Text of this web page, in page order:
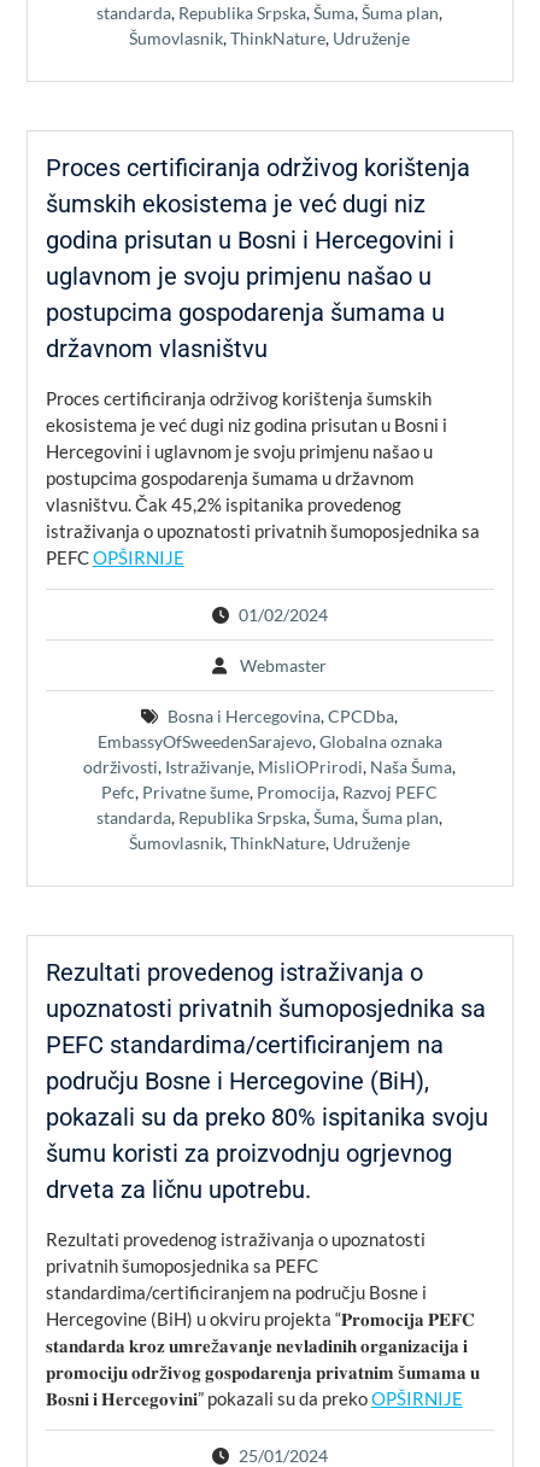
standarda, Republika Srpska,Šuma,Šuma plan,
Šumovlasnik,ThinkNature, Udruženje
Proces certificiranja održivog korištenja
šumskih ekosistema je već dugi niz
godina prisutan u Bosni i Hercegovini i
uglavnom je svoju primjenu našao u
postupcima gospodarenja šumama u
državnom vlasništvu
Proces certificiranja održivog korištenja šumskih
ekosistema je već dugi niz godina prisutan u Bosni i
Hercegovini i uglavnom je svoju primjenu našao u
postupcima gospodarenja šumama u državnom
vlasništvu. Čak 45,2% ispitanika provedenog
istraživanja o upoznatosti privatnih šumoposjednika sa
PEFCOPŠIRNIJE
01/02/2024
Webmaster
Bosna i Hercegovina,CPCDba,
EmbassyOfSweedenSarajevo,Globalna oznaka
održivosti, Istraživanje, MisliOPrirodi, Naša Šuma,
Pefc, Privatne šume, Promocija, Razvoj PEFC
standarda, Republika Srpska,Šuma,Šuma plan,
Šumovlasnik,ThinkNature, Udruženje
Rezultati provedenog istraživanja o
upoznatosti privatnih šumoposjednika sa
PEFC standardima/certificiranjem na
području Bosne i Hercegovine (BiH),
pokazali su da preko 80% ispitanika svoju
šumu koristi za proizvodnju ogrjevnog
drveta za ličnu upotrebu.
Rezultati provedenog istraživanja o upoznatosti
privatnih šumoposjednika sa PEFC
standardima/certificiranjem na području Bosne i
Hercegovine (BiH) u okviru projekta “𝐏𝐫𝐨𝐦𝐨𝐜𝐢𝐣𝐚 𝐏𝐄𝐅𝐂
𝐬𝐭𝐚𝐧𝐝𝐚𝐫𝐝𝐚 𝐤𝐫𝐨𝐳 𝐮𝐦𝐫𝐞ž𝐚𝐯𝐚𝐧𝐣𝐞 𝐧𝐞𝐯𝐥𝐚𝐝𝐢𝐧𝐢𝐡 𝐨𝐫𝐠𝐚𝐧𝐢𝐳𝐚𝐜𝐢𝐣𝐚 𝐢
𝐩𝐫𝐨𝐦𝐨𝐜𝐢𝐣𝐮 𝐨𝐝𝐫ž𝐢𝐯𝐨𝐠 𝐠𝐨𝐬𝐩𝐨𝐝𝐚𝐫𝐞𝐧𝐣𝐚 𝐩𝐫𝐢𝐯𝐚𝐭𝐧𝐢𝐦 š𝐮𝐦𝐚𝐦𝐚 𝐮
𝐁𝐨𝐬𝐧𝐢 𝐢 𝐇𝐞𝐫𝐜𝐞𝐠𝐨𝐯𝐢𝐧𝐢” pokazali su da prekoOPŠIRNIJE
25/01/2024